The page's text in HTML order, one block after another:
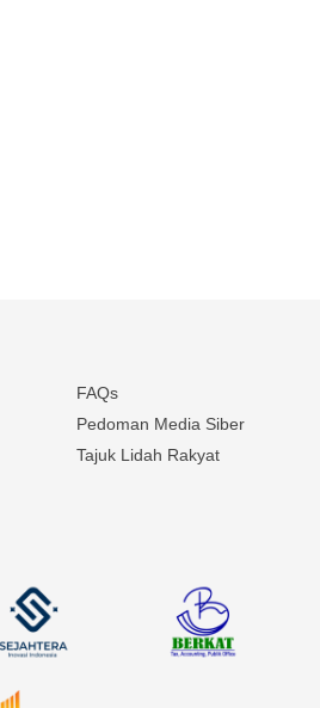
FAQs
Pedoman Media Siber
Tajuk Lidah Rakyat